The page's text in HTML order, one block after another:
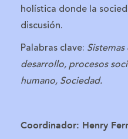
holística donde la
discusión.
Palabras clave:
desarrollo, procesos
humano, Sociedad.
Coordinador: Henry